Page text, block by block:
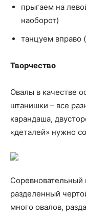
прыгаем на
наоборот)
танцуем вправо
Творчество
Овалы в качестве
штанишки – все
карандаша,
«деталей» нужно
Соревновательный
разделенный
много овалов,